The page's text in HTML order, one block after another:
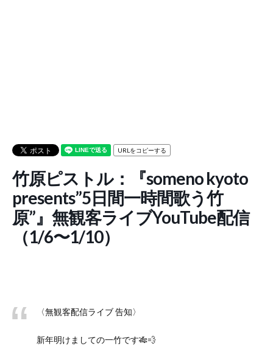
URLをコピーする
竹原ピストル：『someno kyoto
presents”5日間一時間歌う竹
原”』無観客ライブYouTube配信
（1/6〜1/10）
〈無観客配信ライブ 告知〉
新年明けましての一竹です🎋💨